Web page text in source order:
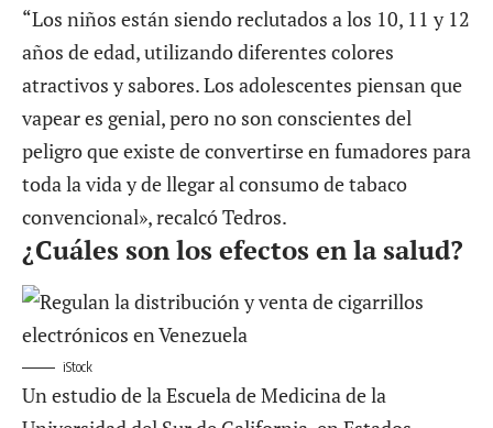
“Los niños están siendo reclutados a los 10, 11 y 12
años de edad, utilizando diferentes colores
atractivos y sabores. Los adolescentes piensan que
vapear es genial, pero no son conscientes del
peligro que existe de convertirse en fumadores para
toda la vida y de llegar al consumo de tabaco
convencional», recalcó Tedros.
¿Cuáles son los efectos en la salud?
iStock
Un estudio de la Escuela de Medicina de la